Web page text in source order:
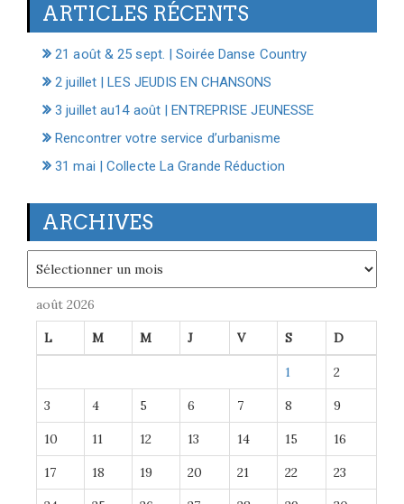
ARTICLES RÉCENTS
21 août & 25 sept. | Soirée Danse Country
2 juillet | LES JEUDIS EN CHANSONS
3 juillet au14 août | ENTREPRISE JEUNESSE
Rencontrer votre service d’urbanisme
31 mai | Collecte La Grande Réduction
ARCHIVES
août 2026
L M M J V S D
1 2
3 4 5 6 7 8 9
10 11 12 13 14 15 16
17 18 19 20 21 22 23